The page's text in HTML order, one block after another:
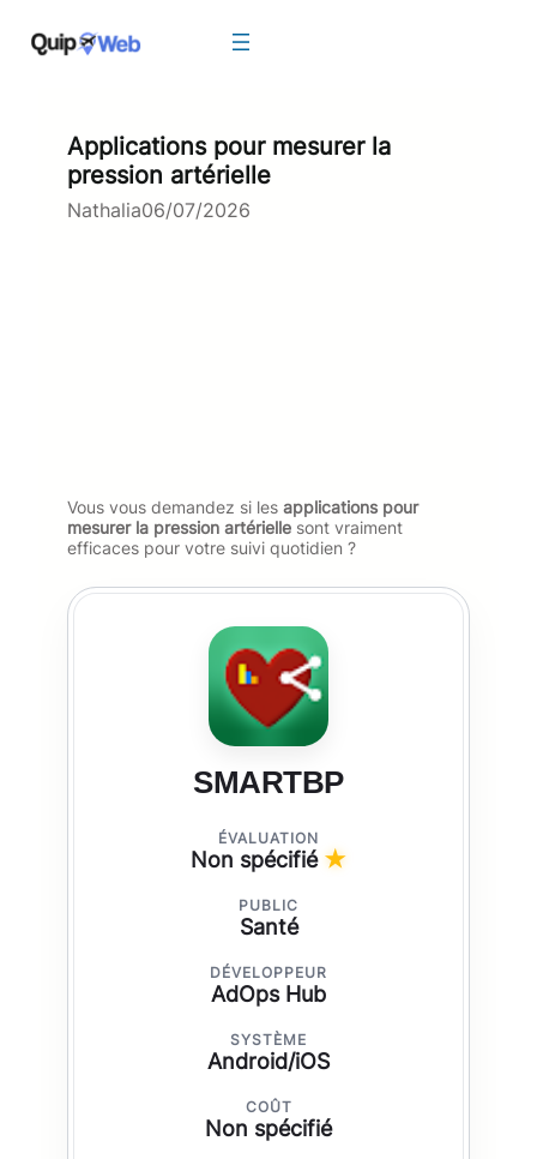
Applications pour mesurer la
pression artérielle
Nathalia06/07/2026
Vous vous demandez si les applications pour
mesurer la pression artérielle sont vraiment
efficaces pour votre suivi quotidien ?
SMARTBP
ÉVALUATION
Non spécifié ★
PUBLIC
Santé
DÉVELOPPEUR
AdOps Hub
SYSTÈME
Android/iOS
COÛT
Non spécifié